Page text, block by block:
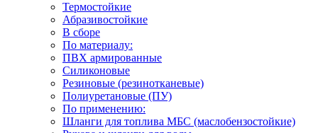
Термостойкие
Абразивостойкие
В сборе
По материалу:
ПВХ армированные
Силиконовые
Резиновые (резинотканевые)
Полиуретановые (ПУ)
По применению:
Шланги для топлива МБС (маслобензостойкие)